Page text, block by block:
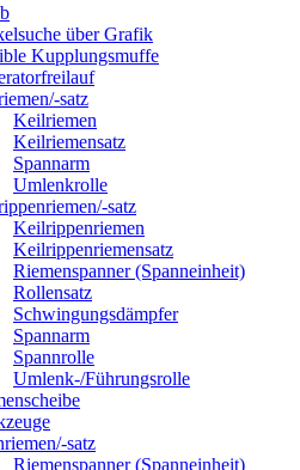
über Grafik
Kupplungsmuffe
satz
Keilriemen
Keilriemensatz
Spannarm
Umlenkrolle
satz
Keilrippenriemen
Keilrippenriemensatz
Riemenspanner (Spanneinheit)
Rollensatz
Schwingungsdämpfer
Spannarm
Spannrolle
Umlenk-/Führungsrolle
satz
Riemenspanner (Spanneinheit)